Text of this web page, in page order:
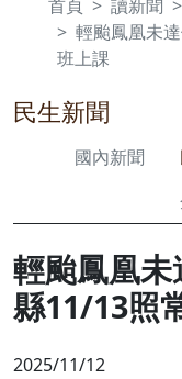
首頁 讀新聞
輕颱鳳凰未
班上課
民生新聞
國內新聞
輕颱鳳凰
縣11/13照
2025/11/12